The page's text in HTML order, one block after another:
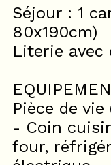
Séjour : 1
80x190cm)
Literie avec
Pièce de vie
- Coin
four,